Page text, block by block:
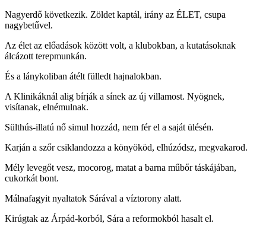
Nagyerdő következik. Zöldet kaptál, irány az ÉLET, csupa
nagybetűvel.
Az élet az előadások között volt, a klubokban, a kutatásoknak
álcázott terepmunkán.
És a lánykoliban átélt fülledt hajnalokban.
A Klinikáknál alig bírják a sínek az új villamost. Nyögnek,
visítanak, elnémulnak.
Sülthús-illatú nő simul hozzád, nem fér el a saját ülésén.
Karján a szőr csiklandozza a könyököd, elhúzódsz, megvakarod.
Mély levegőt vesz, mocorog, matat a barna műbőr táskájában,
cukorkát bont.
Málnafagyit nyaltatok Sárával a víztorony alatt.
Kirúgtak az Árpád-korból, Sára a reformokból hasalt el.